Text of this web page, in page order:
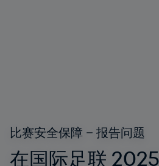
比赛安全保障 – 报告问题
在国际足联